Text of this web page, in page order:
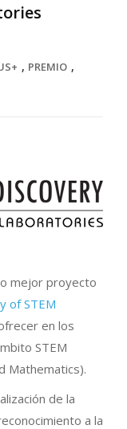
, PREMIO ,
mejor proyecto
of STEM
en los
STEM
Mathematics).
de la
a la